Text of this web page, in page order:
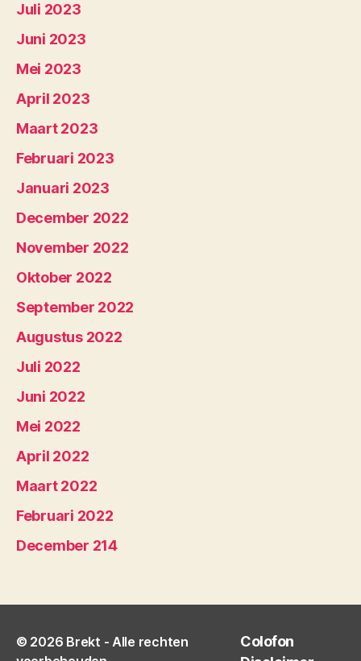
Juli 2023
Juni 2023
Mei 2023
April 2023
Maart 2023
Februari 2023
Januari 2023
December 2022
November 2022
Oktober 2022
September 2022
Augustus 2022
Juli 2022
Juni 2022
Mei 2022
April 2022
Maart 2022
Februari 2022
December 214
© 2026 Brekt - Alle rechten
Colofon